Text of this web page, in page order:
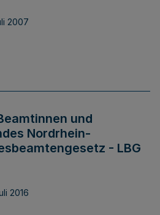
2007
und
Nordrhein-
- LBG
2016